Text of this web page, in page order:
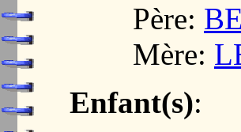
Père:
Mère:
Enfant(s):